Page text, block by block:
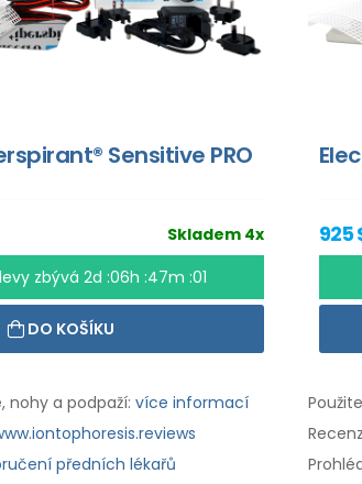
Sensitive PRO
Skladem 4x
zbývá 2d :06h :47m :00
DO KOŠÍKU
nohy a podpaží: více informací
předních lékařů
925